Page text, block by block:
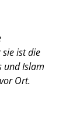
sie ist die
und Islam
Ort.